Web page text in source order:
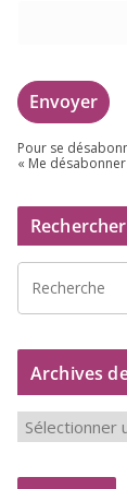
Pour se
« Me
Archives
c